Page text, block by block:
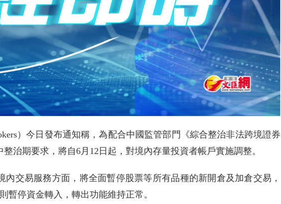
）今日發布通知稱，為配合中國監管部門《綜合整治非法跨境證券
治期要求，將自6月12日起，對境內存量投資者帳戶實施調整。
內交易服務方面，將全面暫停股票等所有品種的新開倉及加倉交易，
暫停資金轉入，轉出功能維持正常。